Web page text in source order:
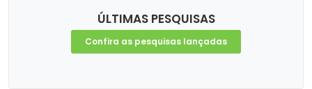
ÚLTIMAS PESQUISAS
Confira as pesquisas lançadas